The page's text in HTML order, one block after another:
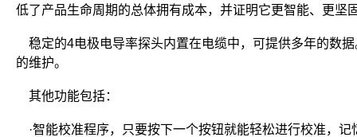
低了产品生命周期的总体拥有成本，并证明它更智能、更坚
稳定的4电极电导率探头内置在电缆中，可提供多年的数
的维护。
其他功能包括：
·智能校准程序，只要按下一个按钮就能轻松进行校准，